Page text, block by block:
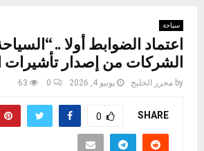
سياحة
اعتماد الضوابط أولا ..
الشركات من إصدار تأشيرات
by محرر الخليج يونيو 4, 2026 0
63
SHARE
0